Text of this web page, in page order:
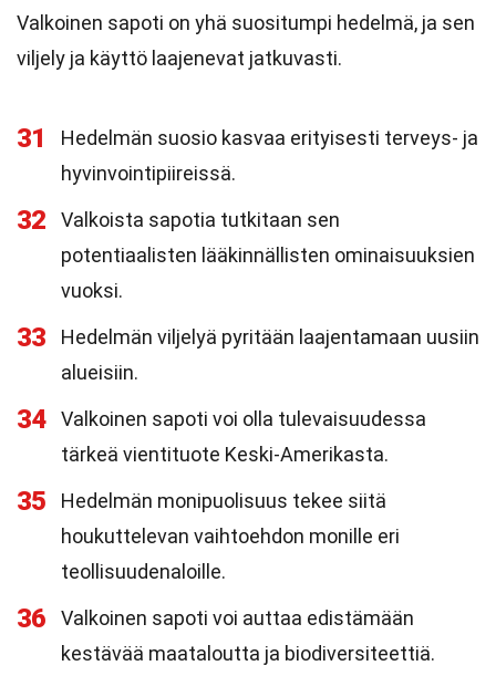
Valkoinen sapoti on yhä suositumpi hedelmä, ja sen
viljely ja käyttö laajenevat jatkuvasti.
31
Hedelmän suosio kasvaa erityisesti terveys- ja
hyvinvointipiireissä.
32
Valkoista sapotia tutkitaan sen
potentiaalisten lääkinnällisten ominaisuuksien
vuoksi.
33
Hedelmän viljelyä pyritään laajentamaan uusiin
alueisiin.
34
Valkoinen sapoti voi olla tulevaisuudessa
tärkeä vientituote Keski-Amerikasta.
35
Hedelmän monipuolisuus tekee siitä
houkuttelevan vaihtoehdon monille eri
teollisuudenaloille.
36
Valkoinen sapoti voi auttaa edistämään
kestävää maataloutta ja biodiversiteettiä.